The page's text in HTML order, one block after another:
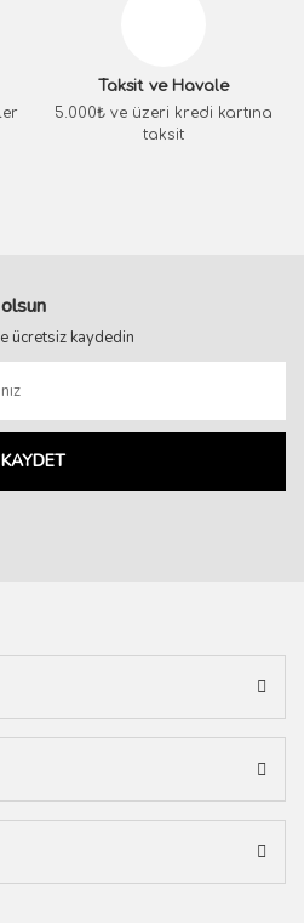
Taksit ve Havale
5.000₺ ve üzeri kredi kartına
taksit
ücretsiz kaydedin
KAYDET